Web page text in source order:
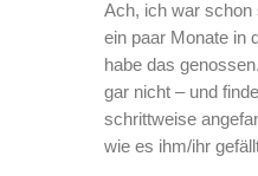
Ach, ich war schon
ein paar Monate in
habe das
gar nicht – und
schrittweise
wie es ihm/ihr